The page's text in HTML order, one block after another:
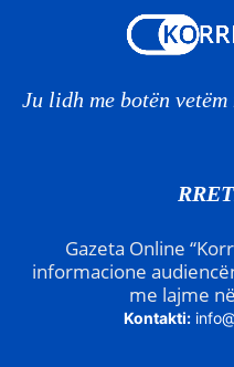
Ju lidh me botën
Gazeta Online
informacione
me lajme
Kontakti: